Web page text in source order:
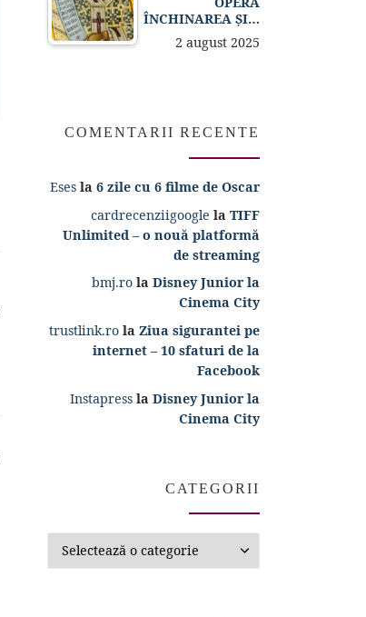
ÎNCHINAREA ȘI…
2 august 2025
COMENTARII RECENTE
Eses la 6 zile cu 6 filme de Oscar
cardrecenziigoogle la TIFF
Unlimited – o nouă platformă
de streaming
bmj.ro la Disney Junior la
Cinema City
trustlink.ro la Ziua sigurantei pe
internet – 10 sfaturi de la
Facebook
Instapress la Disney Junior la
Cinema City
CATEGORII